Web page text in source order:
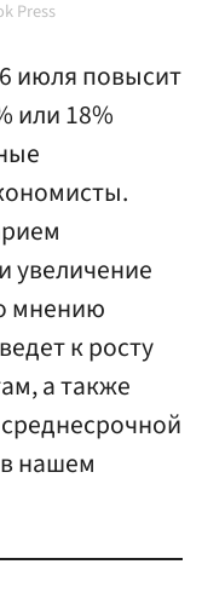
Press
июля повысит
или 18%
увеличение
мнению
к росту
а также
нашем